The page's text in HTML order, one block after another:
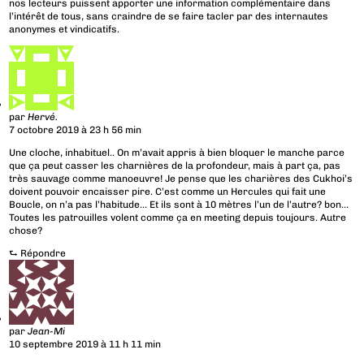
nos lecteurs puissent apporter une information complémentaire dans
l’intérêt de tous, sans craindre de se faire tacler par des internautes
anonymes et vindicatifs.
parHervé.
7 octobre 2019 à 23 h 56 min
Une cloche, inhabituel.. On m’avait appris à bien bloquer le manche parce
que ça peut casser les charnières de la profondeur, mais à part ça, pas
très sauvage comme manoeuvre! Je pense que les charières des Cukhoi’s
doivent pouvoir encaisser pire. C’est comme un Hercules qui fait une
Boucle, on n’a pas l’habitude… Et ils sont à 10 mètres l’un de l’autre? bon…
Toutes les patrouilles volent comme ça en meeting depuis toujours. Autre
chose?
⮑ Répondre
parJean-Mi
10 septembre 2019 à 11 h 11 min